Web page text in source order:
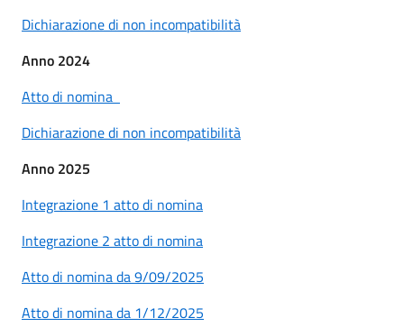
Dichiarazione di non incompatibilità
Anno 2024
Atto di nomina
Dichiarazione di non incompatibilità
Anno 2025
Integrazione 1 atto di nomina
Integrazione 2 atto di nomina
Atto di nomina da 9/09/2025
Atto di nomina da 1/12/2025